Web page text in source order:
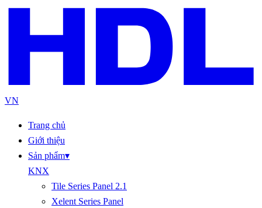
VN
Trang chủ
Giới thiệu
Sản phẩm▾
KNX
Tile Series Panel 2.1
Xelent Series Panel